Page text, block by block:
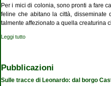
Per i mici di colonia, sono pronti a fare
feline che abitano la città, disseminate
talmente affezionato a quella creaturina
Leggi tutto
Pubblicazioni
Sulle tracce di Leonardo: dal borgo